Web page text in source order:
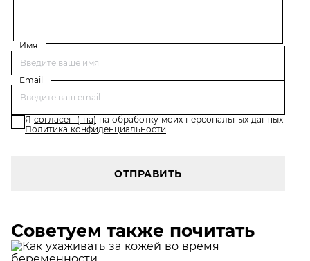
Имя
Email
Я согласен (-на) на обработку моих персональных данных
Политика конфиденциальности
ОТПРАВИТЬ
Советуем также почитать